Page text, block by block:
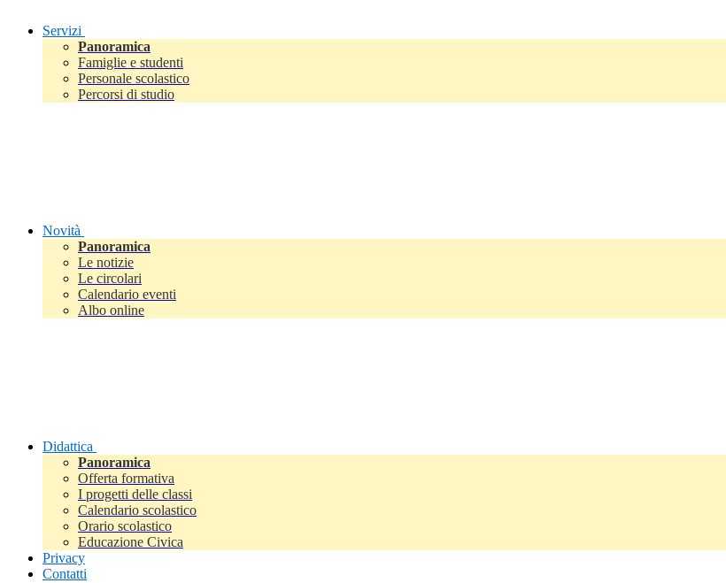
Servizi
Panoramica
Famiglie e studenti
Personale scolastico
Percorsi di studio
Novità
Panoramica
Le notizie
Le circolari
Calendario eventi
Albo online
Didattica
Panoramica
Offerta formativa
I progetti delle classi
Calendario scolastico
Orario scolastico
Educazione Civica
Privacy
Contatti